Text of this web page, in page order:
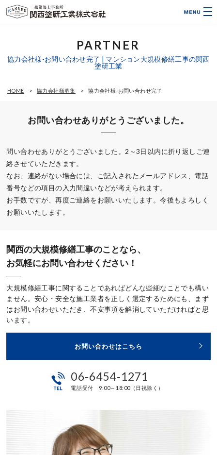
PARTNER
協力会社様-お問い合わせ完了 | マンション大規模修繕工事の関西
塗研工業
HOME 協力会社様募集 協力会社様-お問い合わせ完了
お問い合わせありがとうございました。
問い合わせありがとうございました。2～3日以内に折り返しご連
絡させていただきます。
なお、連絡がない場合には、ご記入されたメールアドレス、電話
番号などの項目の入力間違いなどが考えられます。
お手数ですが、再度ご連絡をお願いいたします。今後もよろしく
お願いいたします。
関西の大規模修繕工事のことなら、
お気軽にお問い合わせください！
大規模修繕工事に関することであればどんな些細なことでも構い
ません。安心・安全な施工業者を正しく選定するためにも、まず
はお問い合わせいただき、不安事項を解消していただければと思
います。
お問い合わせはこちら
06-6454-1271
電話受付 9:00～18:00（日祝除く）